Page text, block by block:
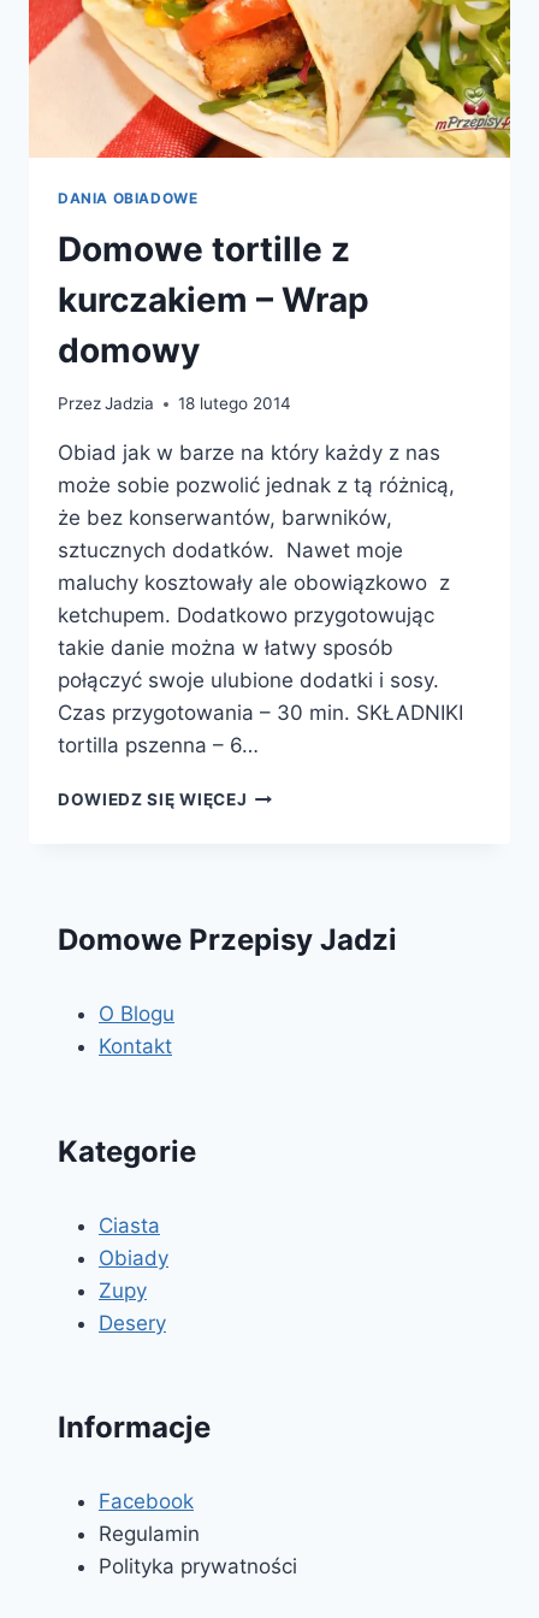
DANIA OBIADOWE
Domowe tortille z
kurczakiem – Wrap
domowy
PrzezJadzia 18 lutego 2014
Obiad jak w barze na który każdy z nas
może sobie pozwolić jednak z tą różnicą,
że bez konserwantów, barwników,
sztucznych dodatków. Nawet moje
maluchy kosztowały ale obowiązkowo z
ketchupem. Dodatkowo przygotowując
takie danie można w łatwy sposób
połączyć swoje ulubione dodatki i sosy.
Czas przygotowania – 30 min. SKŁADNIKI
tortilla pszenna – 6…
DOWIEDZ SIĘ WIĘCEJ DOMOWE
DOMOWY
Domowe Przepisy Jadzi
O Blogu
Kontakt
Kategorie
Ciasta
Obiady
Zupy
Desery
Informacje
Facebook
Regulamin
Polityka prywatności